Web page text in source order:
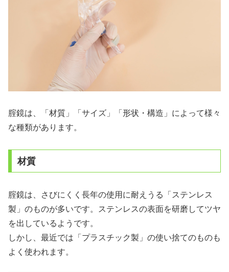
腟鏡は、「材質」「サイズ」「形状・構造」によって様々
な種類があります。
材質
腟鏡は、さびにくく長年の使用に耐えうる「ステンレス
製」のものが多いです。ステンレスの表面を研磨してツヤ
を出しているようです。
しかし、最近では「プラスチック製」の使い捨てのものも
よく使われます。